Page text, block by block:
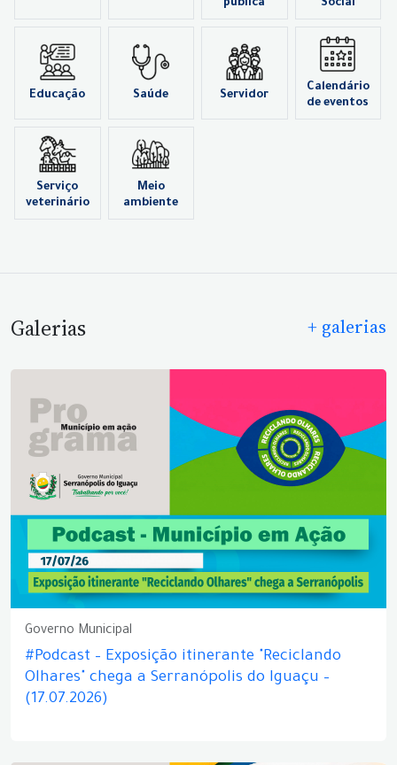
pública Social
Educação Saúde Servidor
Calendário
de eventos
Serviço
veterinário
Meio
ambiente
Galerias + galerias
Governo Municipal
#Podcast – Exposição itinerante "Reciclando
Olhares" chega a Serranópolis do Iguaçu –
(17.07.2026)